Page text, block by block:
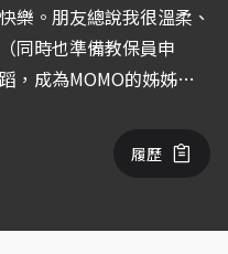
樂。朋友總說我很溫柔、
同時也準備教保員申
，成為MOMO的姊姊就
履歷